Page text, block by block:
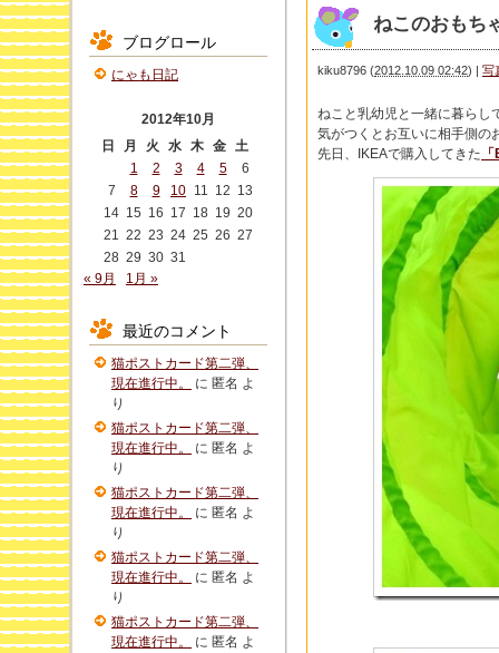
ねこのおもち
kiku8796 (2012.10.09 02:42) | 写
ねこと乳幼児と一緒に暮ら
気がつくとお互いに相手側の
先日、IKEAで購入してきた
ブログロール
にゃも日記
2012年10月
日
月 火 水 木 金 土
1
2 3 4 5
6
7
8 9 10 11 12 13
14 15 16 17 18 19 20
21 22 23 24 25 26 27
28 29 30 31
« 9月
1月 »
最近のコメント
猫ポストカード第二弾、
現在進行中。
に 匿名 よ
り
猫ポストカード第二弾、
現在進行中。
に 匿名 よ
り
猫ポストカード第二弾、
現在進行中。
に 匿名 よ
り
猫ポストカード第二弾、
現在進行中。
に 匿名 よ
り
猫ポストカード第二弾、
現在進行中。
に 匿名 よ